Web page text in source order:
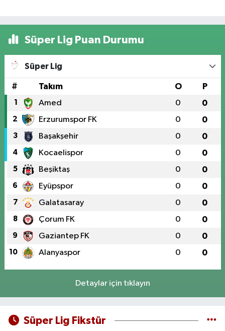
Süper Lig Puan Durumu
Süper Lig
# Takım O P
1 Amed 0 0
2 Erzurumspor FK 0 0
3 Başakşehir 0 0
4 Kocaelispor 0 0
5 Beşiktaş 0 0
6 Eyüpspor 0 0
7 Galatasaray 0 0
8 Çorum FK 0 0
9 Gaziantep FK 0 0
10 Alanyaspor 0 0
Detaylar için tıklayın
Süper Lig Fikstür